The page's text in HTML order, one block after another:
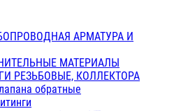
АРМАТУРА И
МАТЕРИАЛЫ
РЕЗЬБОВЫЕ, КОЛЛЕКТОРА
обратные